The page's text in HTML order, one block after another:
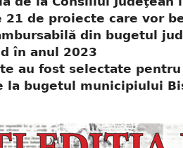
21 de proiecte care vor
din bugetul
în anul 2023
au fost selectate pentru
la bugetul municipiului